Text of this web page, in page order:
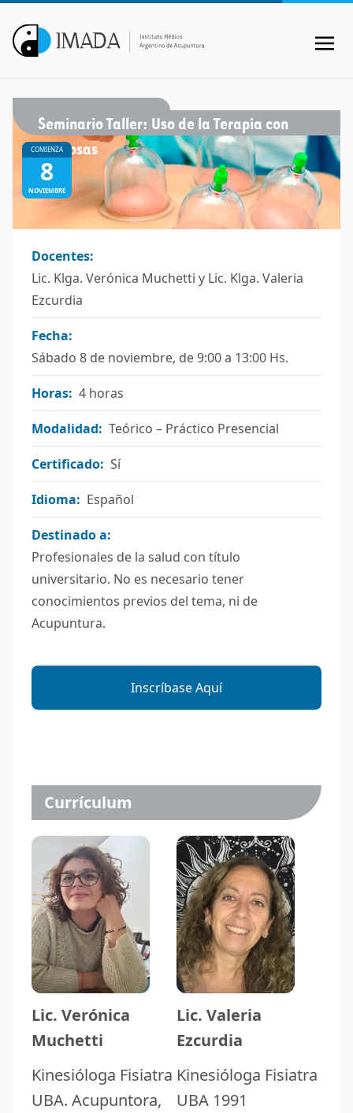
Seminario Taller: Uso de la Terapia con
Ventosas
COMIENZA
8
NOVIEMBRE
Docentes:
Lic. Klga. Verónica Muchetti y Lic. Klga. Valeria
Ezcurdia
Fecha:
Sábado 8 de noviembre, de 9:00 a 13:00 Hs.
Horas: 4 horas
Modalidad: Teórico – Práctico Presencial
Certificado: Sí
Idioma: Español
Destinado a:
Profesionales de la salud con título
universitario. No es necesario tener
conocimientos previos del tema, ni de
Acupuntura.
Inscríbase Aquí
Currículum
Lic. Verónica
Muchetti
Kinesióloga Fisiatra
UBA. Acupuntora,
Lic. Valeria
Ezcurdia
Kinesióloga Fisiatra
UBA 1991